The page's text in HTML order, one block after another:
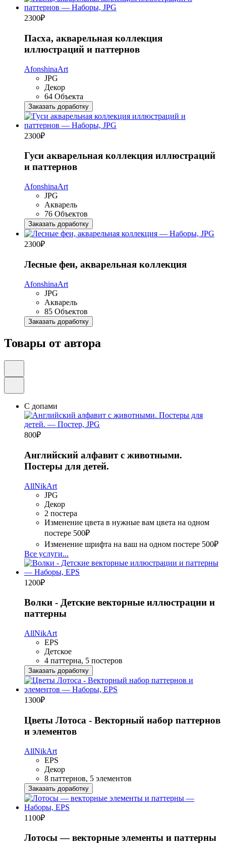
2300₽
Пасха, акварельная коллекция
иллюстраций и паттернов
AfonshinaArt
JPG
Декор
64 Объекта
Заказать доработку
2300₽
Гуси акварельная коллекция иллюстраций
и паттернов
AfonshinaArt
JPG
Акварель
76 Объектов
Заказать доработку
2300₽
Лесные феи, акварельная коллекция
AfonshinaArt
JPG
Акварель
85 Объектов
Заказать доработку
Товары от автора
С допами
800₽
Английский алфавит с животными.
Постеры для детей.
AllNikArt
JPG
Декор
2 постера
Изменение цвета в нужные вам цвета на одном
постере 500₽
Изменение шрифта на ваш на одном постере 500₽
Все услуги...
1200₽
Волки - Детские векторные иллюстрации и
паттерны
AllNikArt
EPS
Детское
4 паттерна, 5 постеров
Заказать доработку
1300₽
Цветы Лотоса - Векторный набор паттернов
и элементов
AllNikArt
EPS
Декор
8 паттернов, 5 элементов
Заказать доработку
1100₽
Лотосы — векторные элементы и паттерны